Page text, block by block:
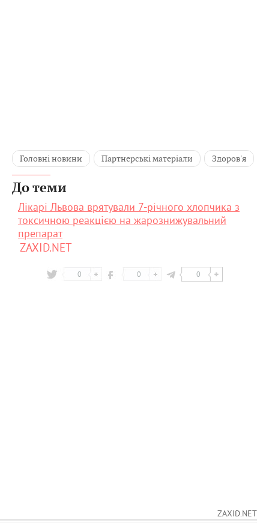
Головні новини Партнерські матеріали Здоров'я
До теми
Лікарі Львова врятували 7-річного хлопчика з
токсичною реакцією на жарознижувальний
препарат
ZAXID.NET
0 0 0
ZAXID.NET